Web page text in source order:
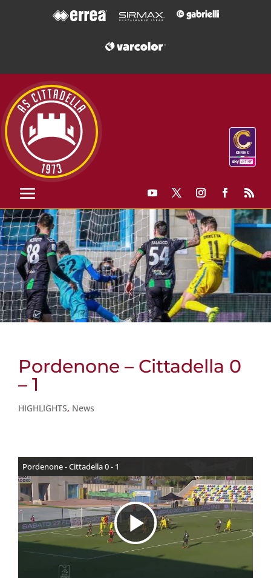
Pordenone – Cittadella 0
– 1
HIGHLIGHTS, News
Pordenone - Cittadella 0 - 1
R